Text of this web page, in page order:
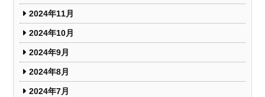
2024年11月
2024年10月
2024年9月
2024年8月
2024年7月